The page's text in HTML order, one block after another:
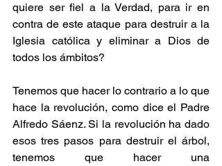
quiere ser fiel a la Verdad, para ir en
contra de este ataque para destruir a la
Iglesia católica y eliminar a Dios de
todos los ámbitos?
Tenemos que hacer lo contrario a lo que
hace la revolución, como dice el Padre
Alfredo Sáenz. Si la revolución ha dado
esos tres pasos para destruir el árbol,
tenemos que hacer una